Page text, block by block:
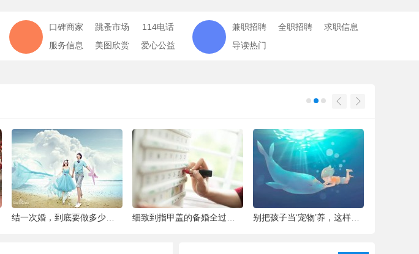
口碑商家 跳蚤市场
114电话
服务信息
美图欣赏 爱心公益
兼职招聘 全职招聘
求职信息
导读热门